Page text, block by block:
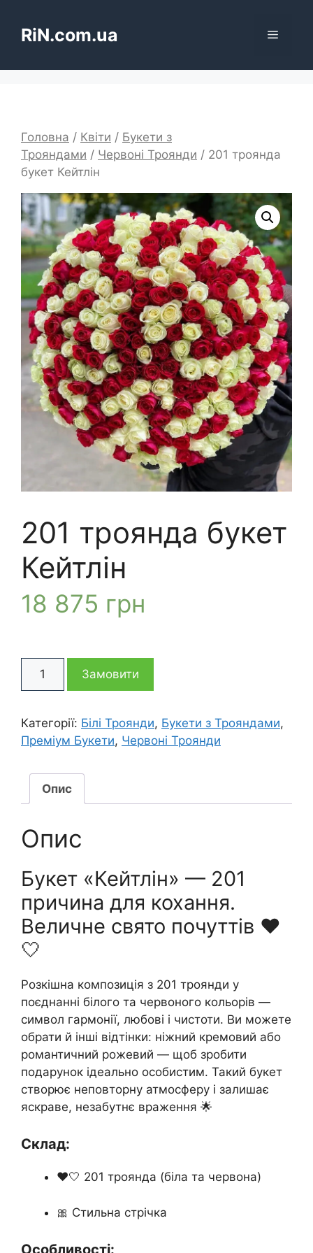
вмістуRiN.com.ua Меню
Головна / Квіти / Букети з
Трояндами / Червоні Троянди / 201 троянда
букет Кейтлін
201 троянда букет
Кейтлін
18 875 грн
Кейтлін
кількість
Замовити
Категорії: Білі Троянди, Букети з Трояндами,
Преміум Букети, Червоні Троянди
Опис
Опис
Букет «Кейтлін» — 201
причина для кохання.
Величне свято почуттів ❤️
🤍
Розкішна композиція з 201 троянди у
поєднанні білого та червоного кольорів —
символ гармонії, любові і чистоти. Ви можете
обрати й інші відтінки: ніжний кремовий або
романтичний рожевий — щоб зробити
подарунок ідеально особистим. Такий букет
створює неповторну атмосферу і залишає
яскраве, незабутнє враження 🌟
Склад:
❤️🤍 201 троянда (біла та червона)
🎀 Стильна стрічка
Особливості: